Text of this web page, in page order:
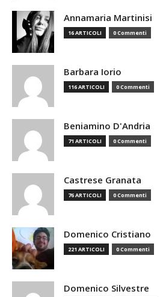
Annamaria Martinisi
16 ARTICOLI 0 Commenti
Barbara Iorio
116 ARTICOLI 0 Commenti
Beniamino D'Andria
71 ARTICOLI 0 Commenti
Castrese Granata
76 ARTICOLI 0 Commenti
Domenico Cristiano
221 ARTICOLI 0 Commenti
Domenico Silvestre